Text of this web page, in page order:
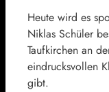
Heute wird es
Niklas Schüler
Taufkirchen an
eindrucksvollen
gibt.